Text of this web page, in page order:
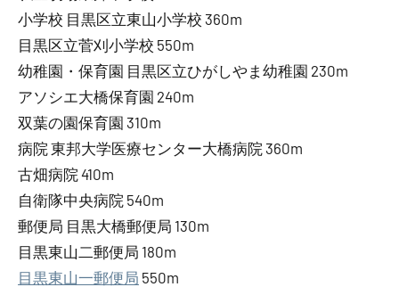
小学校 目黒区立東山小学校 360m
目黒区立菅刈小学校 550m
幼稚園・保育園 目黒区立ひがしやま幼稚園 230m
アソシエ大橋保育園 240m
双葉の園保育園 310m
病院 東邦大学医療センター大橋病院 360m
古畑病院 410m
自衛隊中央病院 540m
郵便局 目黒大橋郵便局 130m
目黒東山二郵便局 180m
目黒東山一郵便局 550m